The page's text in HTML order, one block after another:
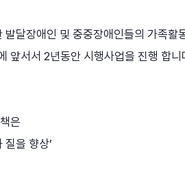
달장애인 및 중중장애인들의 가족활
앞서서 2년동안 시행사업을 진행 합
은
질을 향상’